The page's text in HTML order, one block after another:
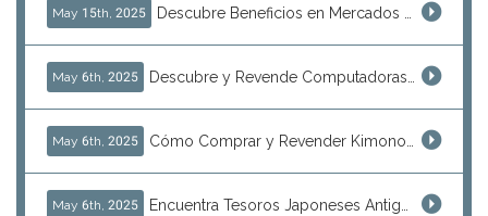
May 15th, 2025 Descubre Beneficios en Mercados de Pulgas Japoneses: Cómo J-Subculture Impulsa las Ventas Sin Inventario
May 6th, 2025 Descubre y Revende Computadoras Vintage Japonesas: MSX, PC-98 y Más
May 6th, 2025 Cómo Comprar y Revender Kimonos Japoneses Auténticos
May 6th, 2025 Encuentra Tesoros Japoneses Antiguos: Cerámica, Platos y Más para Revender